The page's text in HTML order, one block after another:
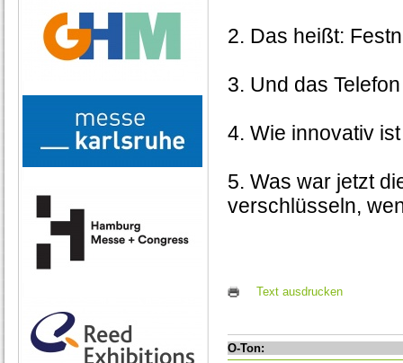
2. Das heißt:
3. Und das
4. Wie innovativ
5. Was war jetzt
verschlüsseln,
Text ausdrucken
O-Ton: